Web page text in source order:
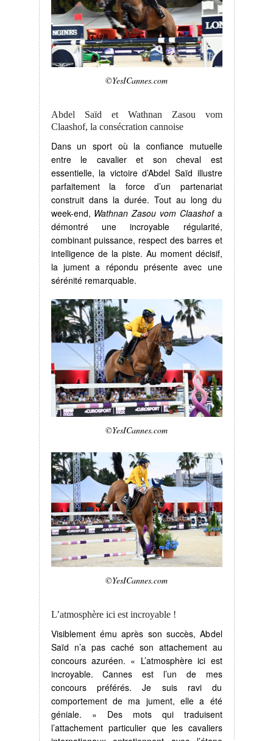
©YesICannes.com
Abdel Saïd et Wathnan Zasou vom
Claashof, la consécration cannoise
Dans un sport où la confiance mutuelle
entre le cavalier et son cheval est
essentielle, la victoire d’Abdel Saïd illustre
parfaitement la force d’un partenariat
construit dans la durée. Tout au long du
week-end, Wathnan Zasou vom Claashofa
démontré une incroyable régularité,
combinant puissance, respect des barres et
intelligence de la piste. Au moment décisif,
la jument a répondu présente avec une
sérénité remarquable.
©YesICannes.com
©YesICannes.com
L’atmosphère ici est incroyable !
Visiblement ému après son succès, Abdel
Saïd n’a pas caché son attachement au
concours azuréen. « L’atmosphère ici est
incroyable. Cannes est l’un de mes
concours préférés. Je suis ravi du
comportement de ma jument, elle a été
géniale. » Des mots qui traduisent
l’attachement particulier que les cavaliers